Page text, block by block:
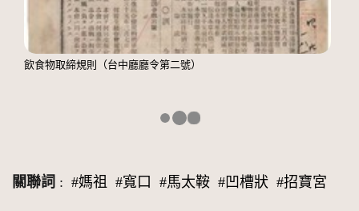
飲食物取締規則（台中廳廳令第二號）
關聯詞 : #媽祖 #寬口 #馬太鞍 #凹槽狀 #招寶宮